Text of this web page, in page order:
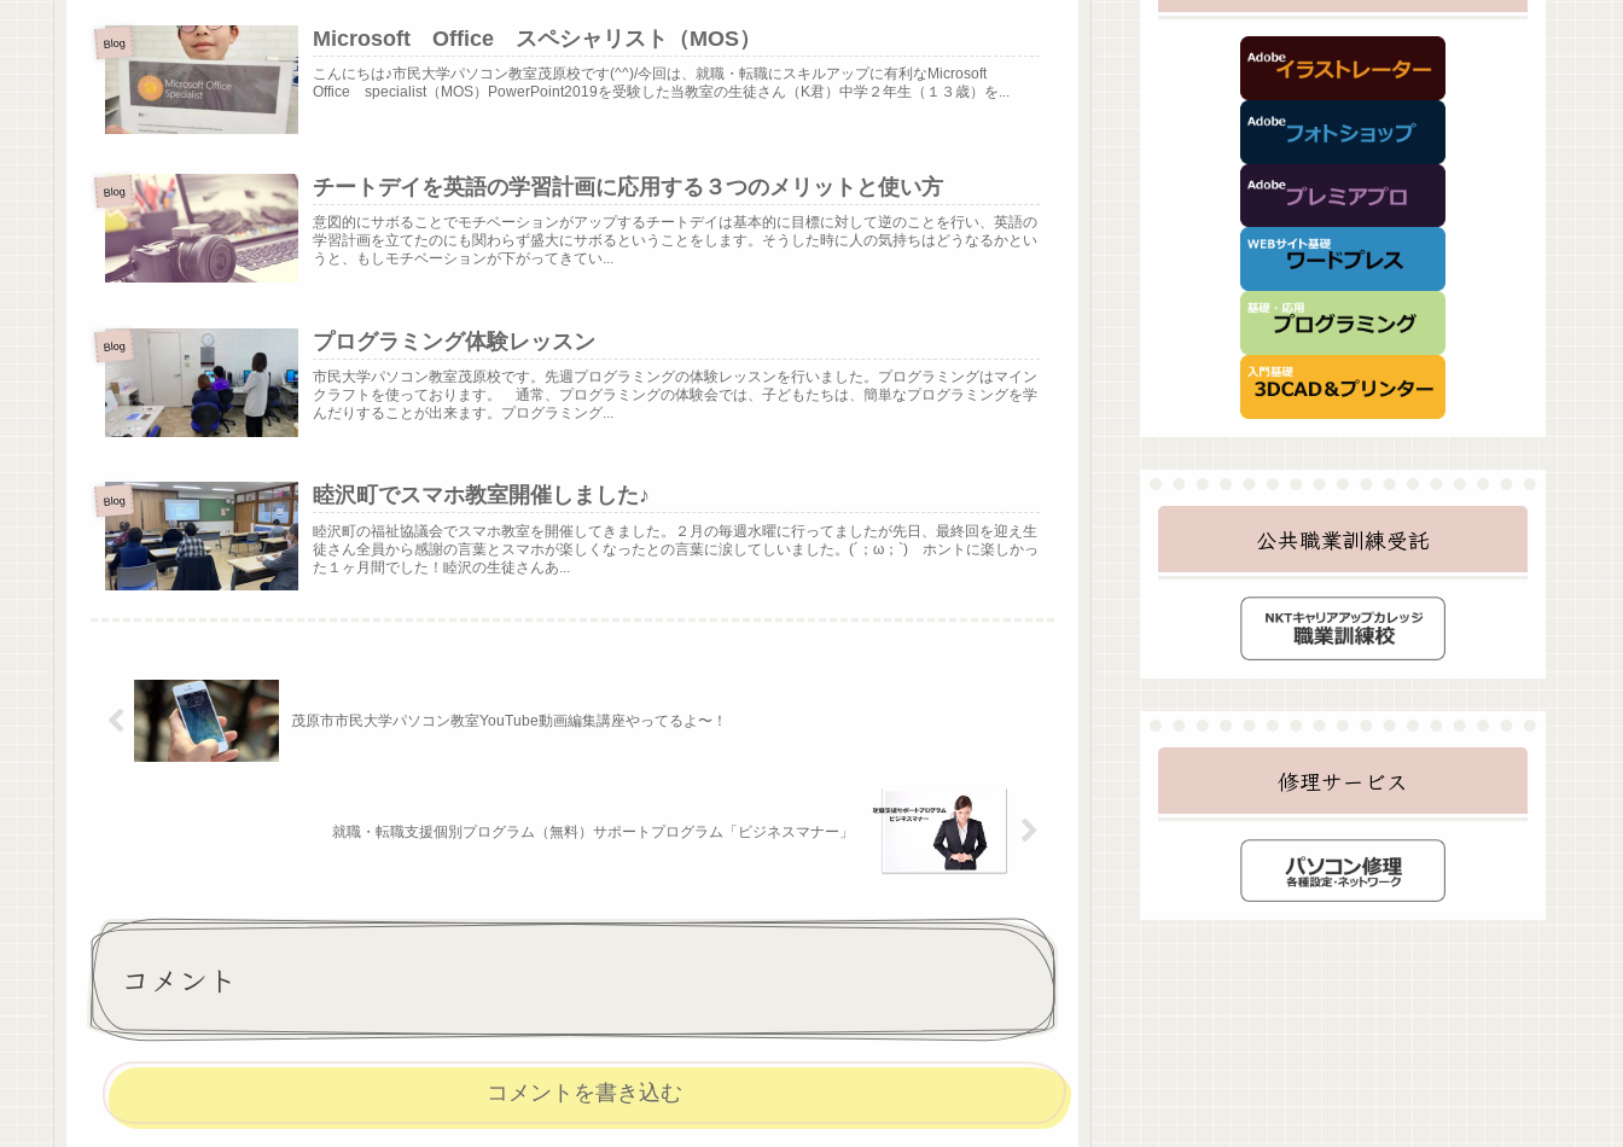
Blog Microsoft Office スペシャリスト（MOS）
こんにちは♪市民大学パソコン教室茂原校です(^^)/今回は、就職・転職にスキルアップに有利なMicrosoft
Office specialist（MOS）PowerPoint2019を受験した当教室の生徒さん（K君）中学２年生（１３歳）を...
Blog チートデイを英語の学習計画に応用する３つのメリットと使い方
意図的にサボることでモチベーションがアップするチートデイは基本的に目標に対して逆のことを行い、英語の
学習計画を立てたのにも関わらず盛大にサボるということをします。そうした時に人の気持ちはどうなるかとい
うと、もしモチベーションが下がってきてい...
Blog プログラミング体験レッスン
市民大学パソコン教室茂原校です。先週プログラミングの体験レッスンを行いました。プログラミングはマイン
クラフトを使っております。 通常、プログラミングの体験会では、子どもたちは、簡単なプログラミングを学
んだりすることが出来ます。プログラミング...
Blog 睦沢町でスマホ教室開催しました♪
睦沢町の福祉協議会でスマホ教室を開催してきました。２月の毎週水曜に行ってましたが先日、最終回を迎え生
徒さん全員から感謝の言葉とスマホが楽しくなったとの言葉に涙してしいました。(´；ω；`) ホントに楽しかっ
た１ヶ月間でした！睦沢の生徒さんあ...
茂原市市民大学パソコン教室YouTube動画編集講座やってるよ〜！
就職・転職支援個別プログラム（無料）サポートプログラム「ビジネスマナー」
コメント
コメントを書き込む
公共職業訓練受託
修理サービス